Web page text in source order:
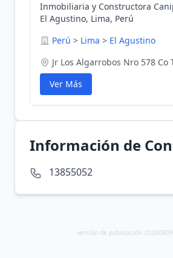
Inmobiliaria y Constructora
El Agustino, Lima, Perú
Perú > Lima > El Agustino
Jr Los Algarrobos Nro 578 Co
Ver Más
Información de
13855052
versión de publicación